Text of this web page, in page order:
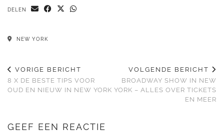
DELEN
NEW YORK
VORIGE BERICHT
8 X DE BESTE TIPS VOOR
OUD EN NIEUW IN NEW YORK
VOLGENDE BERICHT
BROADWAY SHOW IN NEW
YORK – ALLES OVER TICKETS
EN MEER
GEEF EEN REACTIE